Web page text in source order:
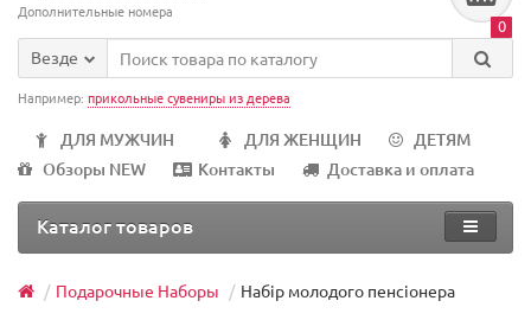
Дополнительные номера
0
Везде
Например: прикольные сувениры из дерева
ДЛЯ МУЖЧИН ДЛЯ ЖЕНЩИН
ДЕТЯМ
Обзоры NEW
Контакты Доставка и оплата
Каталог товаров
Подарочные Наборы Набір молодого пенсіонера